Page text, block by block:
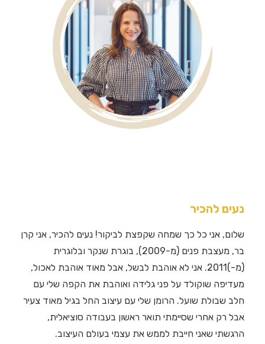
נעים להכיר
שלום, אני כל כך שמחה שקפצת לביקור! נעים להכיר, אני קרן
בר, מעצבת פנים (מ-2009), בוגרת שנקר ובלוגרית
(מ-)2011. אני לא אוהבת לבשל, אבל מאוד אוהבת לאכול,
מעדיפה שוקולד על פני גלידה ואוהבת את הקפה שלי עם
חלב שבולת שועל. הרומן שלי עם עיצוב החל בגיל מאוד צעיר
אבל רק אחרי שסיימתי תואר ראשון בעבודה סוציאלית,
הרגשתי שאני חייבת לממש את עצמי בעולם העיצוב.